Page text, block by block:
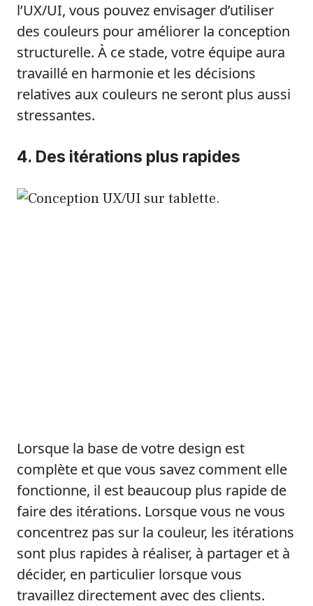
l’UX/UI, vous pouvez envisager d’utiliser
des couleurs pour améliorer la conception
structurelle. À ce stade, votre équipe aura
travaillé en harmonie et les décisions
relatives aux couleurs ne seront plus aussi
stressantes.
4. Des itérations plus rapides
Lorsque la base de votre design est
complète et que vous savez comment elle
fonctionne, il est beaucoup plus rapide de
faire des itérations. Lorsque vous ne vous
concentrez pas sur la couleur, les itérations
sont plus rapides à réaliser, à partager et à
décider, en particulier lorsque vous
travaillez directement avec des clients.